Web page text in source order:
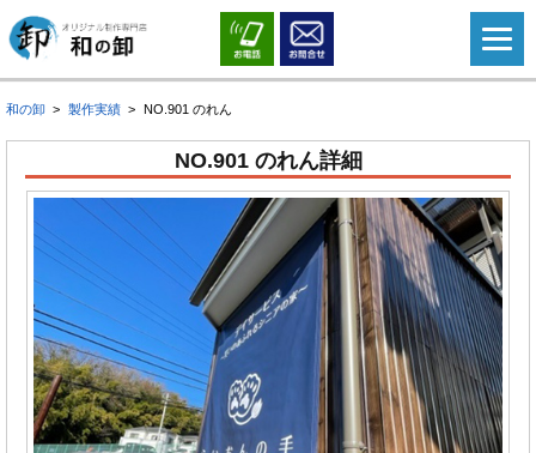
和の卸 製作実績 NO.901 のれん
NO.901 のれん詳細